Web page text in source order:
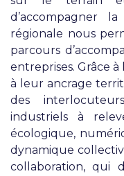
d’accompagner
régionale nous
parcours
entreprises. Grâce
à leur ancrage
des
industriels à
écologique,
dynamique
collaboration, qui